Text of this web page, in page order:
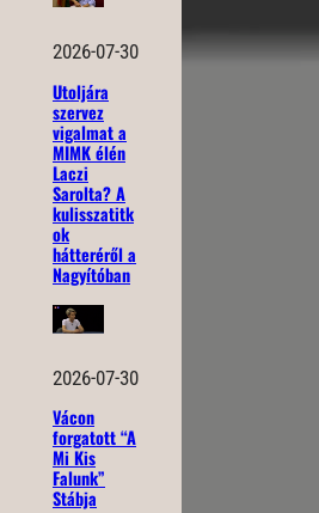
2026-07-30
Utoljára
szervez
vigalmat a
MIMK élén
Laczi
Sarolta? A
kulisszatitk
ok
hátteréről a
Nagyítóban
2026-07-30
Vácon
forgatott “A
Mi Kis
Falunk”
Stábja